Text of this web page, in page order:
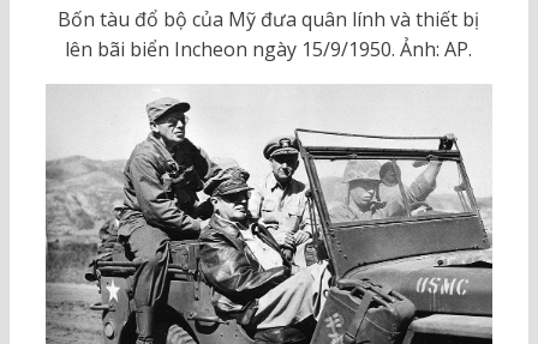
Bốn tàu đổ bộ của Mỹ đưa quân lính và thiết bị
lên bãi biển Incheon ngày 15/9/1950. Ảnh: AP.